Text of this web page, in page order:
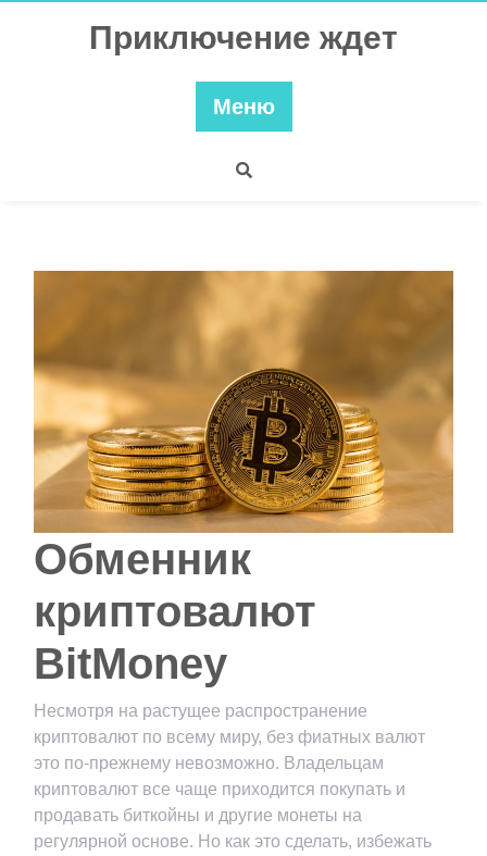
Приключение ждет
Меню
Обменник
криптовалют
BitMoney
Несмотря на растущее распространение
криптовалют по всему миру, без фиатных валют
это по-прежнему невозможно. Владельцам
криптовалют все чаще приходится покупать и
продавать биткойны и другие монеты на
регулярной основе. Но как это сделать, избежать